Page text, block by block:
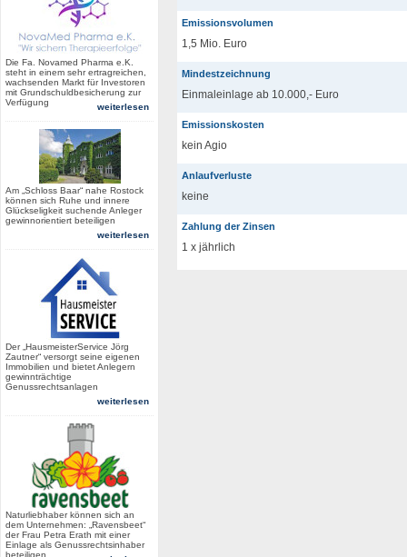
Die Fa. Novamed Pharma e.K.
steht in einem sehr ertragreichen,
wachsenden Markt für Investoren
mit Grundschuldbesicherung zur
Verfügung
weiterlesen
Am „Schloss Baar“ nahe Rostock
können sich Ruhe und innere
Glückseligkeit suchende Anleger
gewinnorientiert beteiligen
weiterlesen
Der „HausmeisterService Jörg
Zautner“ versorgt seine eigenen
Immobilien und bietet Anlegern
gewinnträchtige
Genussrechtsanlagen
weiterlesen
Naturliebhaber können sich an
dem Unternehmen: „Ravensbeet“
der Frau Petra Erath mit einer
Einlage als Genussrechtsinhaber
beteiligen
Emissionsvolumen
1,5 Mio. Euro
Mindestzeichnung
Einmaleinlage ab 10.000,- Euro
Emissionskosten
kein Agio
Anlaufverluste
keine
Zahlung der Zinsen
1 x jährlich